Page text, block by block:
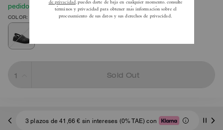
pedido
COLOR: Negro
Sold Out
3 plazos de 41,66 € sin intereses (0% TAE) con